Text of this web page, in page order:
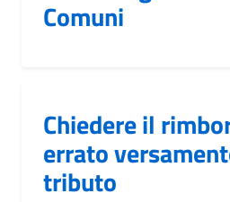
Comuni
Chiedere il
errato
tributo